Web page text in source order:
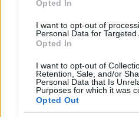
Opted In
I want to opt-out of
Personal Data for Targeted
Opted In
I want to opt-out of
Retention, Sale, and/or
Personal Data that Is
Purposes for which it was
Opted Out
SZEMBE MERSZ